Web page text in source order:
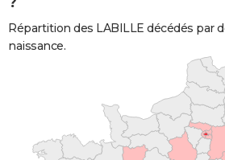
Répartition des LABILLE décédés par
naissance.